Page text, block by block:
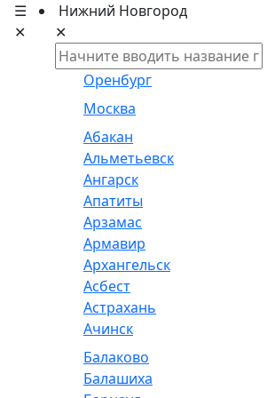
☰
✕
Нижний Новгород
✕
Оренбург
Москва
Абакан
Альметьевск
Ангарск
Апатиты
Арзамас
Армавир
Архангельск
Асбест
Астрахань
Ачинск
Балаково
Балашиха